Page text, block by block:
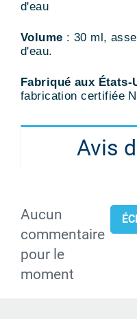
d'eau
Volume : 30 ml,
d'eau.
Fabriqué aux États-
fabrication certifiée
Avis
Aucun
commentaire
pour le
moment